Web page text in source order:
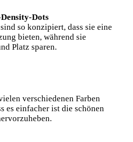
Dots
so konzipiert,⁢ dass sie​ eine
⁢bieten, während sie
Platz sparen.
verschiedenen Farben
es einfacher ist die schönen